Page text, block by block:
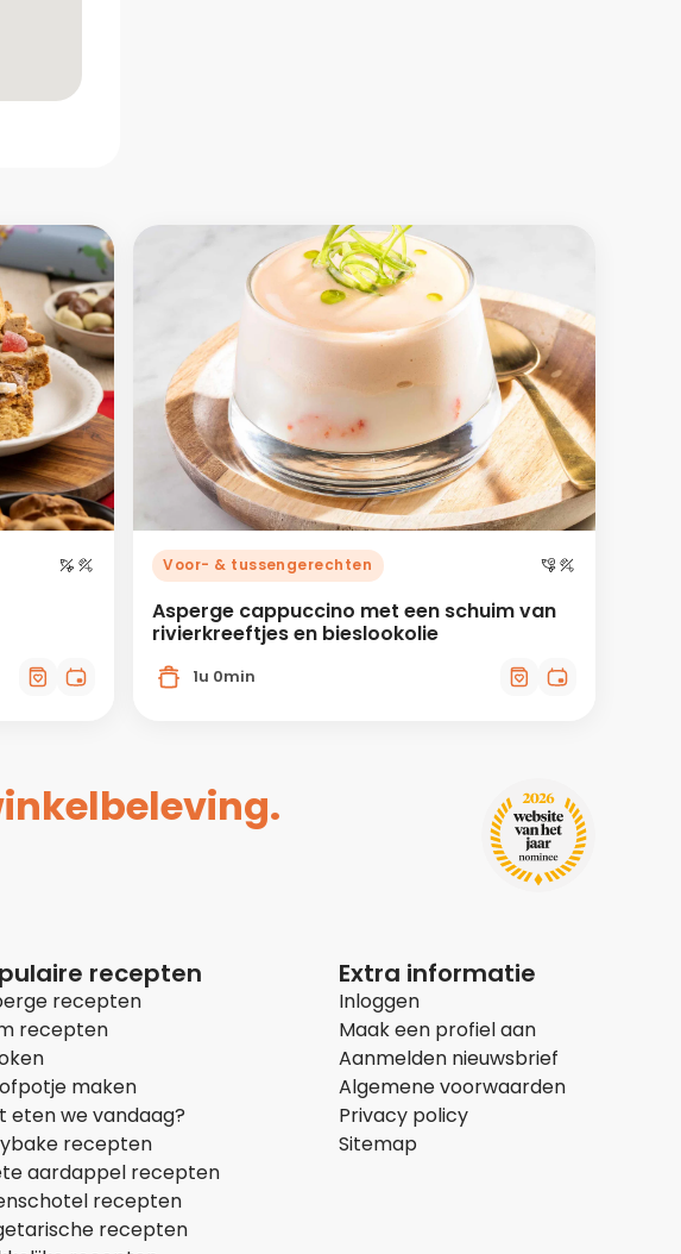
Voor- & tussengerechten
Asperge cappuccino met een schuim van
rivierkreeftjes en bieslookolie
1u 0min
recepten
recepten
recepten
maken
eten we vandaag?
recepten
aardappel recepten
recepten
recepten
Extra informatie
Inloggen
Maak een profiel aan
Aanmelden nieuwsbrief
Algemene voorwaarden
Privacy policy
Sitemap